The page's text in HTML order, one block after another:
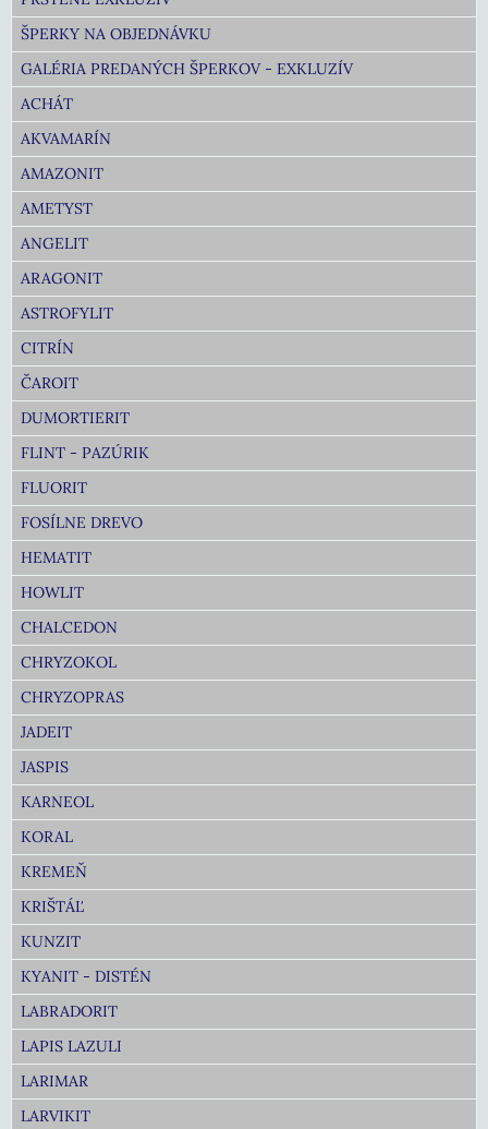
ŠPERKY NA OBJEDNÁVKU
GALÉRIA PREDANÝCH ŠPERKOV - EXKLUZÍV
ACHÁT
AKVAMARÍN
AMAZONIT
AMETYST
ANGELIT
ARAGONIT
ASTROFYLIT
CITRÍN
ČAROIT
DUMORTIERIT
FLINT - PAZÚRIK
FLUORIT
FOSÍLNE DREVO
HEMATIT
HOWLIT
CHALCEDON
CHRYZOKOL
CHRYZOPRAS
JADEIT
JASPIS
KARNEOL
KORAL
KREMEŇ
KRIŠTÁĽ
KUNZIT
KYANIT - DISTÉN
LABRADORIT
LAPIS LAZULI
LARIMAR
LARVIKIT